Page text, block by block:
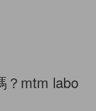
？mtm labo